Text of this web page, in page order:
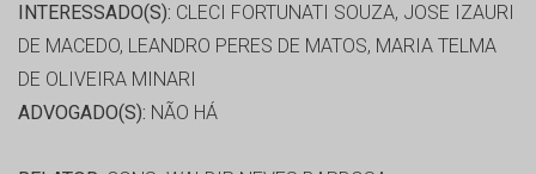
INTERESSADO(S): CLECI FORTUNATI SOUZA, JOSE IZAURI
DE MACEDO, LEANDRO PERES DE MATOS, MARIA TELMA
DE OLIVEIRA MINARI
ADVOGADO(S): NÃO HÁ